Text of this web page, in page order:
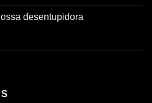
desentupidora